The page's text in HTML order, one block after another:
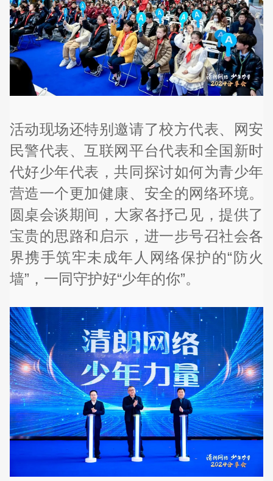
活动现场还特别邀请了校方代表、网安
民警代表、互联网平台代表和全国新时
代好少年代表，共同探讨如何为青少年
营造一个更加健康、安全的网络环境。
圆桌会谈期间，大家各抒己见，提供了
宝贵的思路和启示，进一步号召社会各
界携手筑牢未成年人网络保护的“防火
墙”，一同守护好“少年的你”。